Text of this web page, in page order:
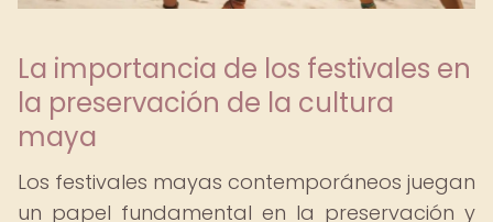
La importancia de los festivales en
la preservación de la cultura
maya
Los festivales mayas contemporáneos juegan
un papel fundamental en la preservación y